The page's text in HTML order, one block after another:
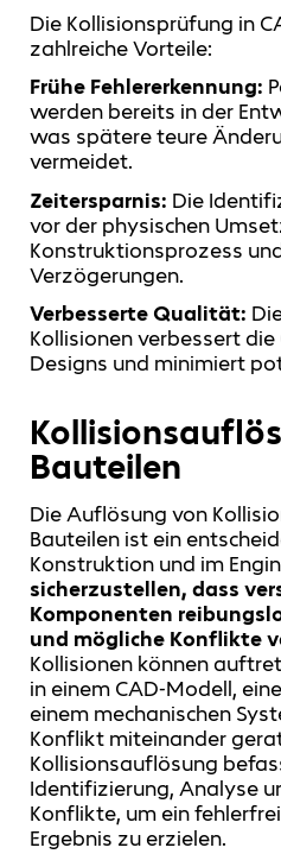
Die Kollisionsprüfung in
zahlreiche Vorteile:
Frühe Fehlererkennung:
werden bereits in der
was spätere teure
vermeidet.
Zeitersparnis: Die
vor der physischen
Konstruktionsprozess
Verzögerungen.
Verbesserte Qualität:
Kollisionen verbessert
Designs und minimiert
Bauteilen
Die Auflösung von
Bauteilen ist ein
Konstruktion und im
sicherzustellen, dass
Komponenten
und mögliche Konflikte
Kollisionen können
in einem CAD-Modell,
einem mechanischen
Konflikt miteinander
Kollisionsauflösung
Identifizierung, Analyse
Konflikte, um ein
Ergebnis zu erzielen.